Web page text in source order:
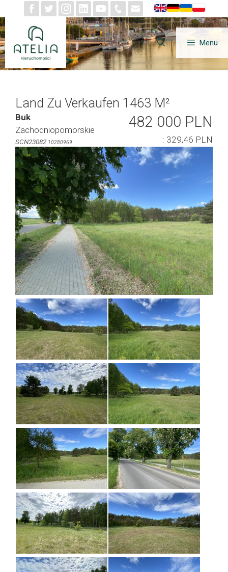
Inhalt
springen
Menü
Land Zu Verkaufen 1463 M²
Buk
Zachodniopomorskie
SCN23082 10280969
482 000 PLN
: 329,46 PLN